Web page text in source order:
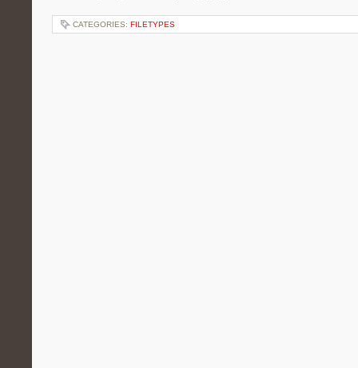
CATEGORIES: FILETYPES